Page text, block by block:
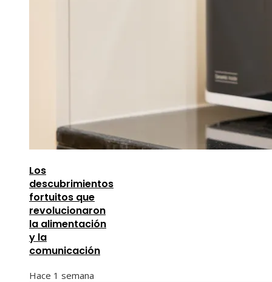
Los
descubrimientos
fortuitos que
revolucionaron
la alimentación
y la
comunicación
Hace 1 semana